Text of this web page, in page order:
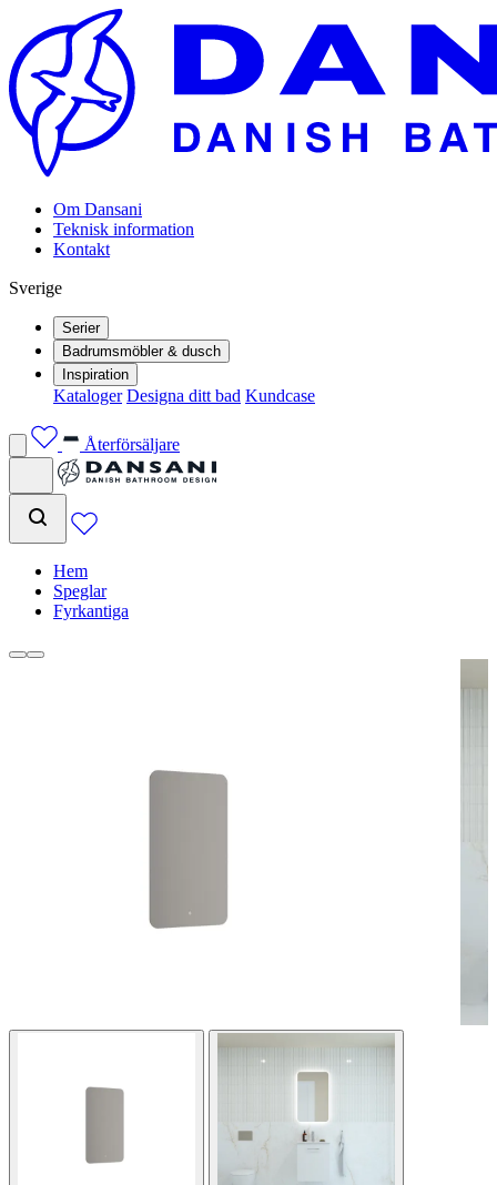
Om Dansani
Teknisk information
Kontakt
Sverige
Serier
Badrumsmöbler & dusch
Inspiration
Kataloger Designa ditt bad Kundcase
Återförsäljare
Hem
Speglar
Fyrkantiga